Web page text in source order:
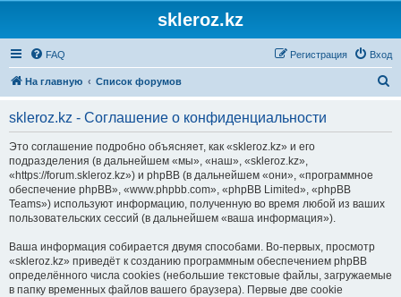
skleroz.kz
FAQ Вход
Регистрация
На главную Список форумов
skleroz.kz - Соглашение о конфиденциальности
Это соглашение подробно объясняет, как «skleroz.kz» и его
подразделения (в дальнейшем «мы», «наш», «skleroz.kz»,
«https://forum.skleroz.kz») и phpBB (в дальнейшем «они», «программное
обеспечение phpBB», «www.phpbb.com», «phpBB Limited», «phpBB
Teams») используют информацию, полученную во время любой из ваших
пользовательских сессий (в дальнейшем «ваша информация»).
Ваша информация собирается двумя способами. Во-первых, просмотр
«skleroz.kz» приведёт к созданию программным обеспечением phpBB
определённого числа cookies (небольшие текстовые файлы, загружаемые
в папку временных файлов вашего браузера). Первые две cookie